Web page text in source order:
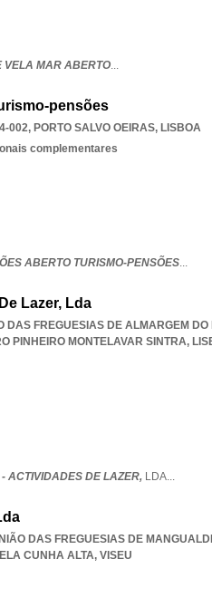
VELA MAR ABERTO...
pensões
002, PORTO SALVO OEIRAS, LISBOA
complementares
ABERTO TURISMO-PENSÕES...
Lazer, Lda
DAS FREGUESIAS DE ALMARGEM DO
PINHEIRO MONTELAVAR SINTRA,
ACTIVIDADES DE LAZER, LDA...
DAS FREGUESIAS DE
CUNHA ALTA, VISEU